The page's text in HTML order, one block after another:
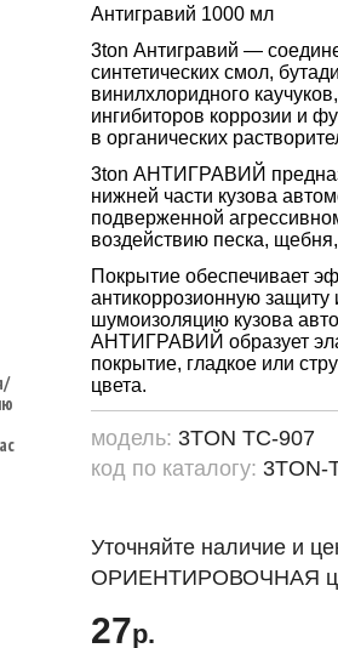
Антигравий 1000 мл
3ton Антигравий —
синтетических смол,
винилхлоридного
ингибиторов коррозии и
в органических
3ton АНТИГРАВИЙ
нижней части кузова
подверженной
воздействию песка, щебня,
Покрытие обеспечивает
антикоррозионную защиту
шумоизоляцию кузова
АНТИГРАВИЙ образует
покрытие, гладкое или
цвета.
модель: 3TON TC-907
код по каталогу: 3TON-
Уточняйте наличие и
ОРИЕНТИРОВОЧНАЯ
27р.